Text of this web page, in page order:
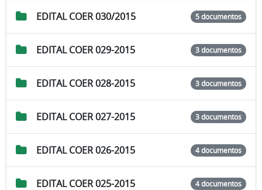
EDITAL COER 030/2015 5 documentos
EDITAL COER 029-2015 3 documentos
EDITAL COER 028-2015 3 documentos
EDITAL COER 027-2015 3 documentos
EDITAL COER 026-2015 4 documentos
EDITAL COER 025-2015 4 documentos